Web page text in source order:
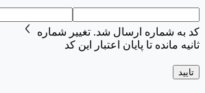
کد به شماره ارسال شد. تغییر شماره
ثانیه مانده تا پایان اعتبار این کد
تایید